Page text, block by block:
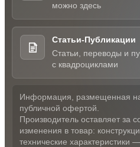
можно здесь
Статьи-Публикации
Статьи, переводы и
с квадроциклами
Информация, размещенная
публичной офертой.
Производитель оставляет за
изменения в товар:
технические характеристики